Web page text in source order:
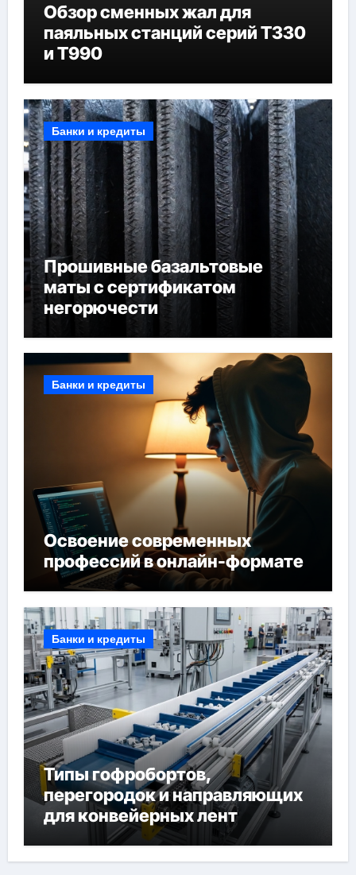
Обзор сменных жал для
паяльных станций серий T330
и T990
Банки и кредиты
Прошивные базальтовые
маты с сертификатом
негорючести
Банки и кредиты
Освоение современных
профессий в онлайн-формате
Банки и кредиты
Типы гофробортов,
перегородок и направляющих
для конвейерных лент